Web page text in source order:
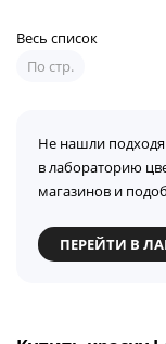
Весь список
По стр.
Не нашли
в лабораторию
магазинов и
ПЕРЕЙТИ В